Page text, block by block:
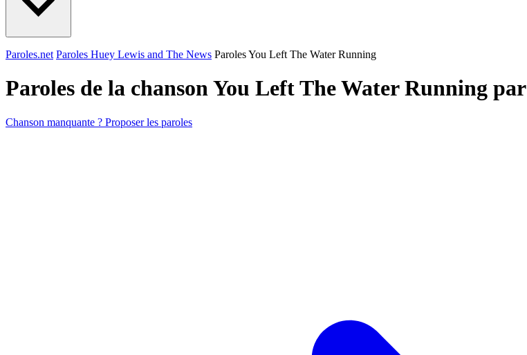
Paroles.net Paroles Huey Lewis and The News Paroles You Left The Water Running
Paroles de la chanson You Left The Water Running par
Chanson manquante ? Proposer les paroles